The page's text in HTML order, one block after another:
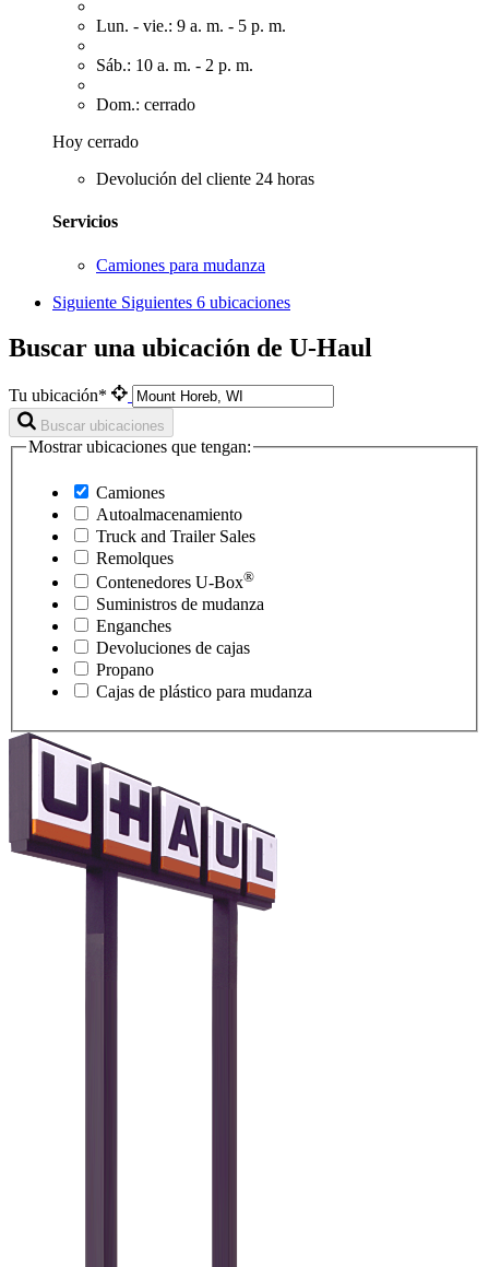
Lun. - vie.: 9 a. m. - 5 p. m.
Sáb.: 10 a. m. - 2 p. m.
Dom.: cerrado
Hoy cerrado
Devolución del cliente 24 horas
Servicios
Camiones para mudanza
Siguiente Siguientes 6 ubicaciones
Buscar una ubicación de U-Haul
Tu ubicación*
Buscar ubicaciones
Mostrar ubicaciones que tengan:
Camiones
Autoalmacenamiento
Truck and Trailer Sales
Remolques
Contenedores U-Box®
Suministros de mudanza
Enganches
Devoluciones de cajas
Propano
Cajas de plástico para mudanza